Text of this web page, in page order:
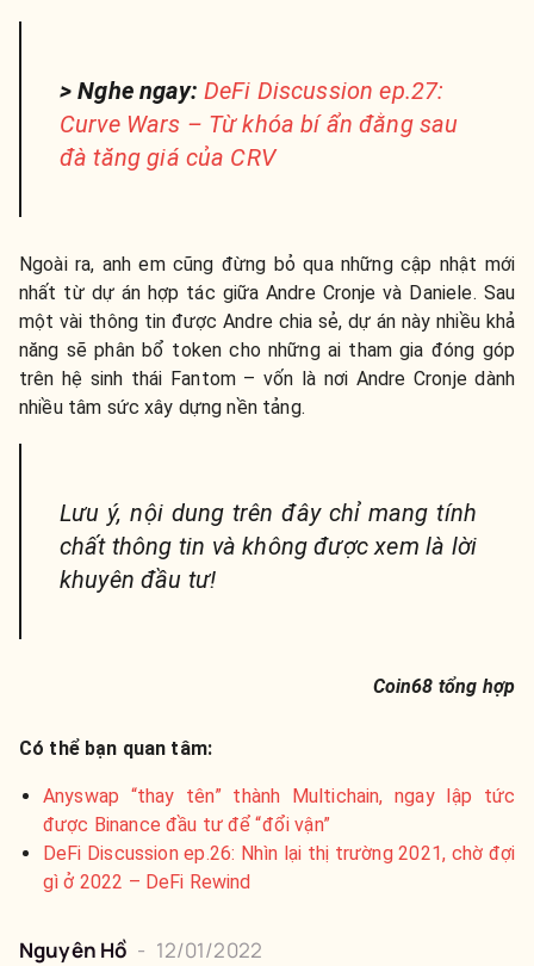
> Nghe ngay: DeFi Discussion ep.27:
Curve Wars – Từ khóa bí ẩn đằng sau
đà tăng giá của CRV
Ngoài ra, anh em cũng đừng bỏ qua những cập nhật mới
nhất từ dự án hợp tác giữa Andre Cronje và Daniele. Sau
một vài thông tin được Andre chia sẻ, dự án này nhiều khả
năng sẽ phân bổ token cho những ai tham gia đóng góp
trên hệ sinh thái Fantom – vốn là nơi Andre Cronje dành
nhiều tâm sức xây dựng nền tảng.
Lưu ý, nội dung trên đây chỉ mang tính
chất thông tin và không được xem là lời
khuyên đầu tư!
Coin68 tổng hợp
Có thể bạn quan tâm:
Anyswap “thay tên” thành Multichain, ngay lập tức
được Binance đầu tư để “đổi vận”
DeFi Discussion ep.26: Nhìn lại thị trường 2021, chờ đợi
gì ở 2022 – DeFi Rewind
Nguyên Hồ - 12/01/2022